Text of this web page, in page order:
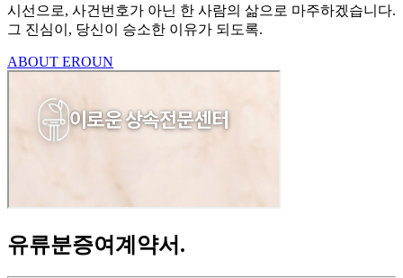
시선으로, 사건번호가 아닌 한 사람의 삶으로 마주하겠습니다.
그 진심이, 당신이 승소한 이유가 되도록.
ABOUT EROUN
유류분증여계약서 .